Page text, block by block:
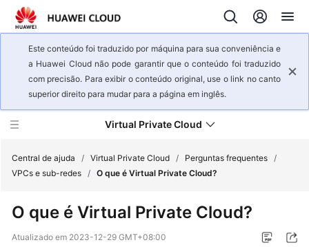
Este conteúdo foi traduzido por máquina para sua conveniência e
a Huawei Cloud não pode garantir que o conteúdo foi traduzido
com precisão. Para exibir o conteúdo original, use o link no canto
superior direito para mudar para a página em inglês.
Virtual Private Cloud
geral
de
Central de ajuda / Virtual Private Cloud / Perguntas frequentes /
VPCs e sub-redes / O que é Virtual Private Cloud?
O que é Virtual Private Cloud?
Atualizado em 2023-12-29 GMT+08:00